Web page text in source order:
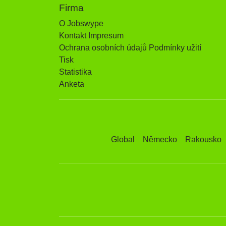
Firma
O Jobswype
Kontakt Impresum
Ochrana osobních údajů Podmínky užití
Tisk
Statistika
Anketa
Global Německo Rakousko